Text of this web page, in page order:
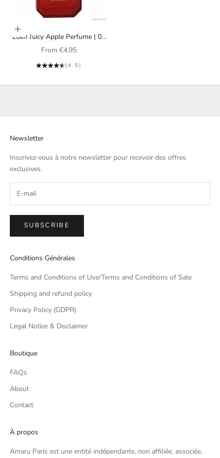
Choose options
Eden Juicy Apple Perfume | 01
Eau de Parfum Kayali
Sale price
From €4,95
(4.5)
Newsletter
Inscrivez-vous à notre newsletter pour recevoir des offres
exclusives.
SUBSCRIBE
Conditions Générales
Terms and Conditions of Use/Terms and Conditions of Sale
Shipping and refund policy
Privacy Policy (GDPR)
Legal Notice & Disclaimer
Boutique
FAQs
About
Contact
À propos
Amaru Paris est une entité indépendante, non affiliée, associée,